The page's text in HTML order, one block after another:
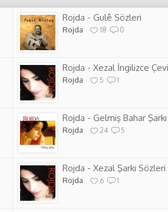
Rojda - Gulê Sözleri
Rojda 18 0
Rojda - Xezal İngilizce
Rojda 5 1
Rojda - Gelmiş Bahar
Rojda 24 5
Rojda - Xezal Şarkı Sözleri
Rojda 6 1